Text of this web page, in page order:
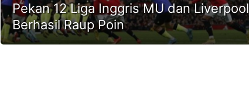
Pekan 12 Liga Inggris MU dan Liverpool
Berhasil Raup Poin